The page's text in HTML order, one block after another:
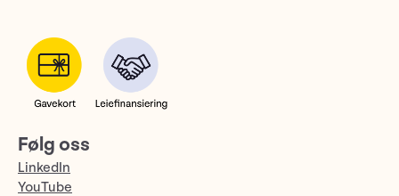
Følg oss
LinkedIn
YouTube